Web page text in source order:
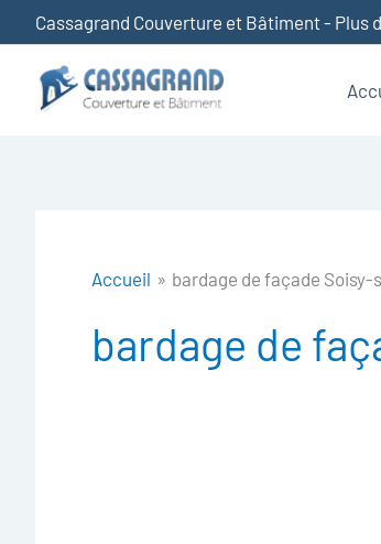
au
contenu
Cassagrand Couverture et Bâtiment - Plus
Accueil bardage de façade
bardage de